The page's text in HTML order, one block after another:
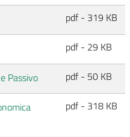
pdf - 319 KB
pdf - 29 KB
Passivo pdf - 50 KB
pdf - 318 KB